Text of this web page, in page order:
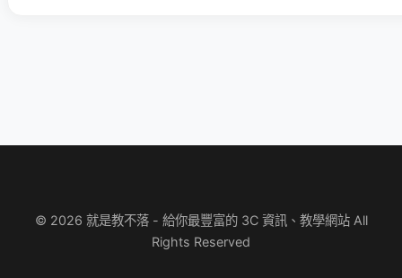
© 2026 就是教不落 - 給你最豐富的 3C 資訊、教學網站 All
Rights Reserved